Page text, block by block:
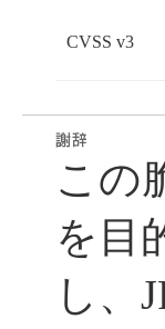
CVSS v3
この
を目
し、